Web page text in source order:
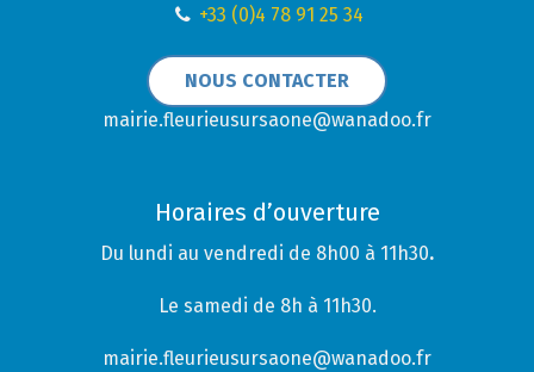
+33 (0)4 78 91 25 34
NOUS CONTACTER
mairie.fleurieusursaone@wanadoo.fr
Horaires d’ouverture
Du lundi au vendredi de 8h00 à 11h30.
Le samedi de 8h à 11h30.
mairie.fleurieusursaone@wanadoo.fr